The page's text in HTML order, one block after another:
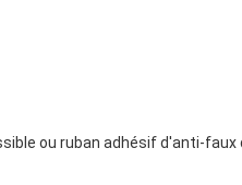
ou ruban adhésif d'anti-faux